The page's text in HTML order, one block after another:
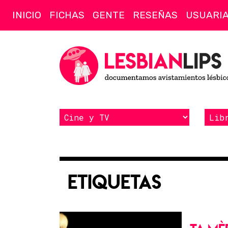
INICIO FICHAS GENTE RESEÑAS
Etiquetas